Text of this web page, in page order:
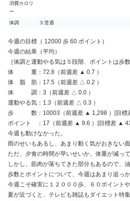
消費カロリ
ー
体調 3:普通
今週の目標（ 12000 歩 60 ポイント）
今週の結果（平均）
［体調と運動やる気は５段階、ポイントは歩
体 重：72.8（前週差 ▲ 0.7 ）
体 脂 肪：17.5（前週差 △ 0.2 ）
体 調：3（前週差 △ 0.0 ）
運動やる気：1.3（前週差 △ 0.3 ）
歩 数：10003（前週差 ▲ 1,298 ）[目標
ポイント ：17（前週差 ▲ 9.6 ）[目標差 ▲
今週も動けなかった。
雨のせいもあるし、あまり動く気がおきない面
ただ、夕食の時間が早いせいか、体重が減って
しかし、筋肉が落ちてきた部分もあるので、
歩数とポイントについて、今週はあまり追っ
今週こそ確実に１２０００歩、６０ポイントや
夏が近づくと、テレビも雑誌もダイエット特集